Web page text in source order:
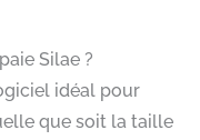
Silae ?
idéal pour
que soit la taille